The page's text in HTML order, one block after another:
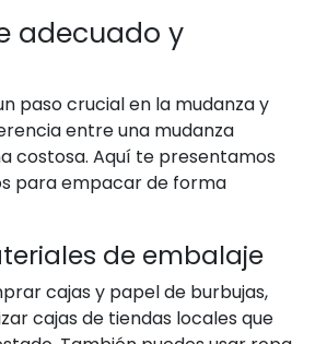
adecuado y
paso crucial en la mudanza y
entre una mudanza
costosa. Aquí te presentamos
para empacar de forma
de embalaje
cajas y papel de burbujas,
cajas de tiendas locales que